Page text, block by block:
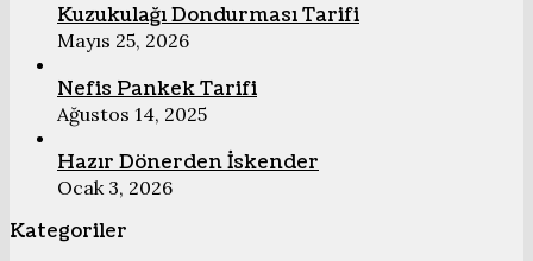
Kuzukulağı Dondurması Tarifi
Mayıs 25, 2026
Nefis Pankek Tarifi
Ağustos 14, 2025
Hazır Dönerden İskender
Ocak 3, 2026
Kategoriler